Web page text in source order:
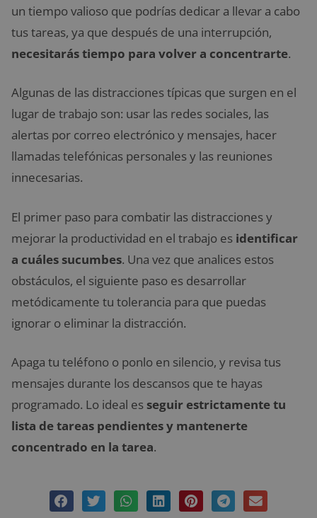
un tiempo valioso que podrías dedicar a llevar a cabo
tus tareas, ya que después de una interrupción,
necesitarás tiempo para volver a concentrarte.
Algunas de las distracciones típicas que surgen en el
lugar de trabajo son: usar las redes sociales, las
alertas por correo electrónico y mensajes, hacer
llamadas telefónicas personales y las reuniones
innecesarias.
El primer paso para combatir las distracciones y
mejorar la productividad en el trabajo es identificar
a cuáles sucumbes. Una vez que analices estos
obstáculos, el siguiente paso es desarrollar
metódicamente tu tolerancia para que puedas
ignorar o eliminar la distracción.
Apaga tu teléfono o ponlo en silencio, y revisa tus
mensajes durante los descansos que te hayas
programado. Lo ideal es seguir estrictamente tu
lista de tareas pendientes y mantenerte
concentrado en la tarea.